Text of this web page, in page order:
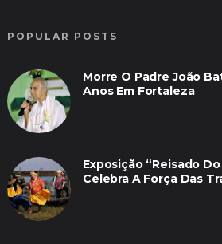
POPULAR POSTS
Morre O Padre João
Anos Em Fortaleza
Exposição “Reisado
Celebra A Força Das